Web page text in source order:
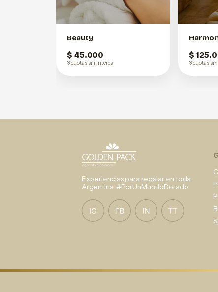
Beauty
$ 45.000
3 cuotas sin interés
$
3 cuotas
Experiencias para regalar en toda
Argentina. #PorUnMundoDorado